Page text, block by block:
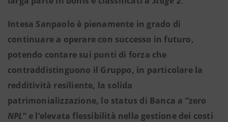
Intesa Sanpaolo è pienamente in grado di
continuare a operare con successo in futuro,
potendo contare sui punti di forza che
contraddistinguono il Gruppo, in particolare la
redditività resiliente, la solida
patrimonializzazione, lo status di Banca a “zero
NPL” e l’elevata flessibilità nella gestione dei costi